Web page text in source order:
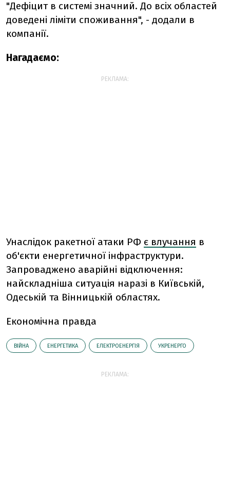
"Дефіцит в системі значний. До всіх областей
доведені ліміти споживання", - додали в
компанії.
Нагадаємо:
РЕКЛАМА:
Унаслідок ракетної атаки РФ є влучання в
об'єкти енергетичної інфраструктури.
Запроваджено аварійні відключення:
найскладніша ситуація наразі в Київській,
Одеській та Вінницькій областях.
Економічна правда
ВІЙНА ЕНЕРГЕТИКА ЕЛЕКТРОЕНЕРГІЯ УКРЕНЕРГО
РЕКЛАМА: